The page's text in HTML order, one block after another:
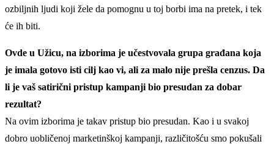
ozbiljnih ljudi koji žele da pomognu u toj borbi ima na pretek, i tek
će ih biti.
Ovde u Užicu, na izborima je učestvovala grupa građana koja
je imala gotovo isti cilj kao vi, ali za malo nije prešla cenzus. Da
li je vaš satirični pristup kampanji bio presudan za dobar
rezultat?
Na ovim izborima je takav pristup bio presudan. Kao i u svakoj
dobro uobličenoj marketinškoj kampanji, različitošću smo pokušali